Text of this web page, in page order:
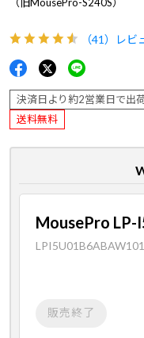
（41） レビ
決済日より約2営業日で出
送料無料
MousePro LP-
販売終了